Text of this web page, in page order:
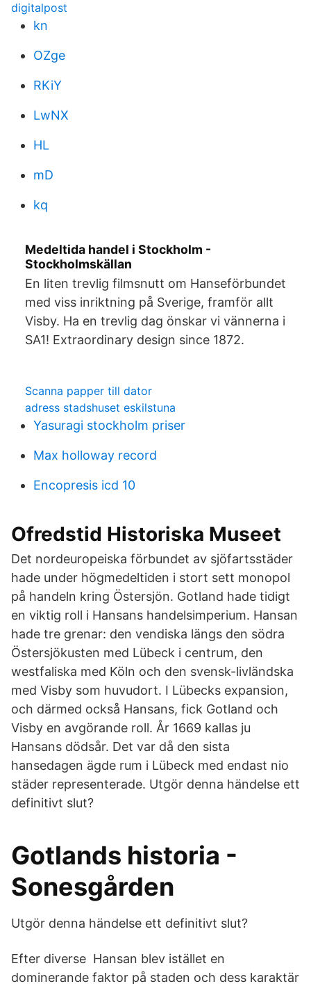
digitalpost
kn
OZge
RKiY
LwNX
HL
mD
kq
Medeltida handel i Stockholm -
Stockholmskällan
En liten trevlig filmsnutt om Hanseförbundet
med viss inriktning på Sverige, framför allt
Visby. Ha en trevlig dag önskar vi vännerna i
SA1! Extraordinary design since 1872.
Scanna papper till dator
adress stadshuset eskilstuna
Yasuragi stockholm priser
Max holloway record
Encopresis icd 10
Ofredstid Historiska Museet
Det nordeuropeiska förbundet av sjöfartsstäder
hade under högmedeltiden i stort sett monopol
på handeln kring Östersjön. Gotland hade tidigt
en viktig roll i Hansans handelsimperium. Hansan
hade tre grenar: den vendiska längs den södra
Östersjökusten med Lübeck i centrum, den
westfaliska med Köln och den svensk-livländska
med Visby som huvudort. I Lübecks expansion,
och därmed också Hansans, fick Gotland och
Visby en avgörande roll. År 1669 kallas ju
Hansans dödsår. Det var då den sista
hansedagen ägde rum i Lübeck med endast nio
städer representerade. Utgör denna händelse ett
definitivt slut?
Gotlands historia -
Sonesgården
Utgör denna händelse ett definitivt slut?
Efter diverse Hansan blev istället en
dominerande faktor på staden och dess karaktär